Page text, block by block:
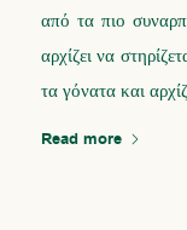
από τα πιο
αρχίζει να
τα γόνατα και
Read more